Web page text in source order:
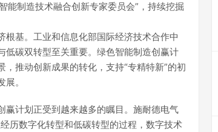
能制造技术融合创新专家委员会”，持续挖掘
基。工业和信息化部国际经济技术合作中
低碳双转型至关重要。绿色智能制造创赢计
推动创新成果的转化，支持“专精特新”的初
。
赢计划正受到越来越多的瞩目。施耐德电气
历数字化转型和低碳转型的过程，数字技术